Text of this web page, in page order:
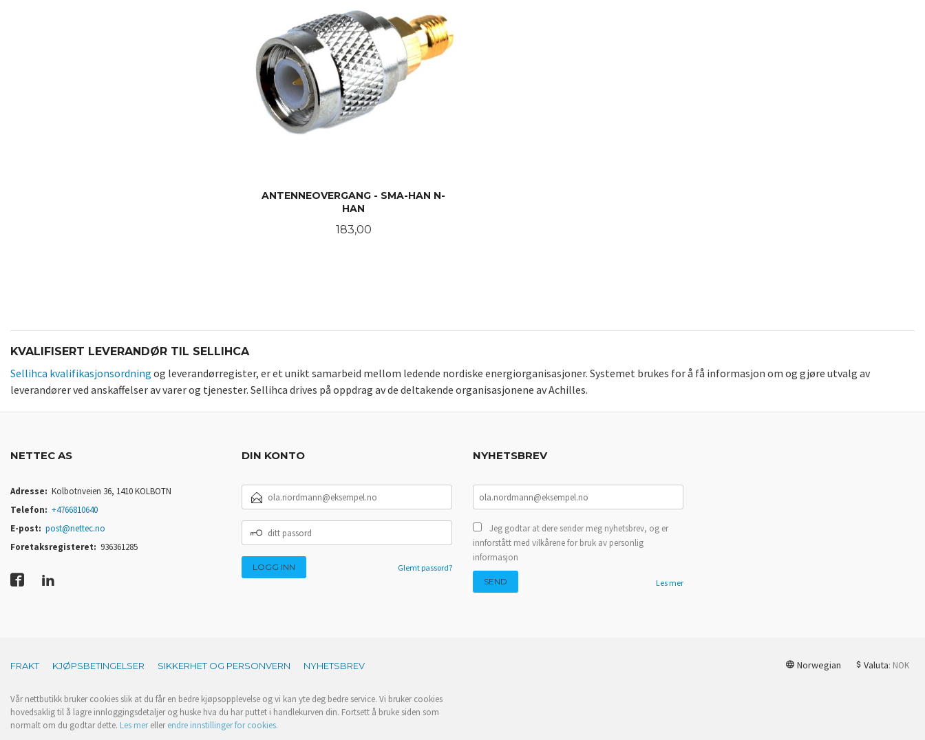
ANTENNEOVERGANG - SMA-HAN N-
HAN
Pris
183,00
KVALIFISERT LEVERANDØR TIL SELLIHCA
Sellihca kvalifikasjonsordning og leverandørregister, er et unikt samarbeid mellom ledende nordiske energiorganisasjoner. Systemet brukes for å få informasjon om og gjøre utvalg av
leverandører ved anskaffelser av varer og tjenester. Sellihca drives på oppdrag av de deltakende organisasjonene av Achilles.
NETTEC AS
Adresse: Kolbotnveien 36, 1410 KOLBOTN
Telefon: +4766810640
E-post: post@nettec.no
Foretaksregisteret: 936361285
DIN KONTO
POSTADRESSE
PASSORD
Glemt passord?
NYHETSBREV
Jeg godtar at dere sender meg nyhetsbrev, og er
innforstått med vilkårene for bruk av personlig
informasjon
Les mer
Norwegian Valuta: NOK
FRAKT KJØPSBETINGELSER SIKKERHET OG PERSONVERN NYHETSBREV
Vår nettbutikk bruker cookies slik at du får en bedre kjøpsopplevelse og vi kan yte deg bedre service. Vi bruker cookies
hovedsaklig til å lagre innloggingsdetaljer og huske hva du har puttet i handlekurven din. Fortsett å bruke siden som
normalt om du godtar dette. Les merellerendre innstillinger for cookies.